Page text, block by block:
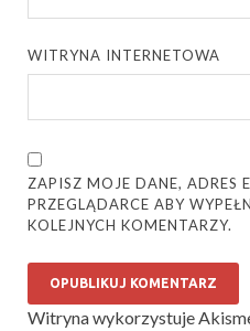
WITRYNA INTERNETOWA
ZAPISZ MOJE DANE, ADRES
PRZEGLĄDARCE ABY
KOLEJNYCH KOMENTARZY.
Witryna wykorzystuje